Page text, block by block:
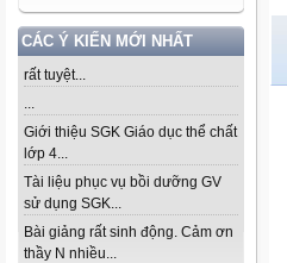
CÁC Ý KIẾN MỚI NHẤT
rất tuyệt...
...
Giới thiệu SGK Giáo dục thể chất
lớp 4...
Tài liệu phục vụ bồi dưỡng GV
sử dụng SGK...
Bài giảng rất sinh động. Cảm ơn
thầy N nhiều...